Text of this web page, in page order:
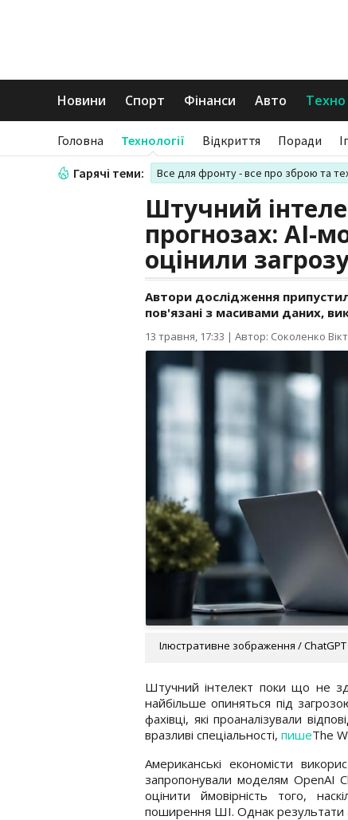
Новини Спорт Фінанси Авто Техно
Головна Технології Відкриття Поради
Гарячі теми: Все для фронту - все про зброю та
Штучний
прогнозах: AI-
оцінили
Автори дослідження
пов'язані з масивами даних,
13 травня, 17:33 | Автор: Соколенко
Ілюстративне зображення / ChatGPT
Штучний інтелект поки що не
найбільше опиняться під
фахівці, які проаналізували
вразливі спеціальності, пишеThe
Американські економісти
запропонували моделям OpenAI
оцінити ймовірність того,
поширення ШІ. Однак результати